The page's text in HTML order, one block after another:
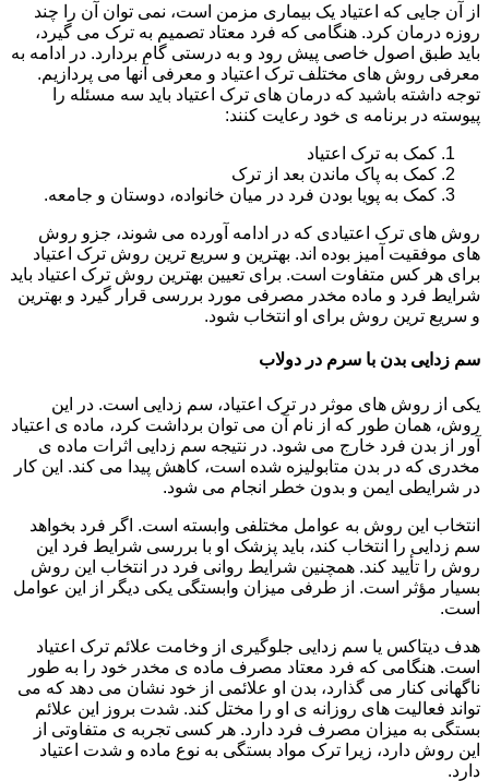
از آن جایی که اعتیاد یک بیماری مزمن است، نمی توان آن را چند
روزه درمان کرد. هنگامی که فرد معتاد تصمیم به ترک می گیرد،
باید طبق اصول خاصی پیش رود و به درستی گام بردارد. در ادامه به
معرفی روش های مختلف ترک اعتیاد و معرفی آنها می پردازیم.
توجه داشته باشید که درمان های ترک اعتیاد باید سه مسئله را
پیوسته در برنامه ی خود رعایت کنند:
کمک به ترک اعتیاد
کمک به پاک ماندن بعد از ترک
کمک به پویا بودن فرد در میان خانواده، دوستان و جامعه.
روش های ترک اعتیادی که در ادامه آورده می شوند، جزو روش
های موفقیت آمیز بوده اند. بهترین و سریع ترین روش ترک اعتیاد
برای هر کس متفاوت است. برای تعیین بهترین روش ترک اعتیاد باید
شرایط فرد و ماده مخدر مصرفی مورد بررسی قرار گیرد و بهترین
و سریع ترین روش برای او انتخاب شود.
سم زدایی بدن با سرم در دولاب
یکی از روش های موثر در ترک اعتیاد، سم زدایی است. در این
روش، همان طور که از نام آن می توان برداشت کرد، ماده ی اعتیاد
آور از بدن فرد خارج می شود. در نتیجه سم زدایی اثرات ماده ی
مخدری که در بدن متابولیزه شده است، کاهش پیدا می کند. این کار
در شرایطی ایمن و بدون خطر انجام می شود.
انتخاب این روش به عوامل مختلفی وابسته است. اگر فرد بخواهد
سم زدایی را انتخاب کند، باید پزشک او با بررسی شرایط فرد این
روش را تأیید کند. همچنین شرایط روانی فرد در انتخاب این روش
بسیار مؤثر است. از طرفی میزان وابستگی یکی دیگر از این عوامل
است.
هدف دیتاکس یا سم زدایی جلوگیری از وخامت علائم ترک اعتیاد
است. هنگامی که فرد معتاد مصرف ماده ی مخدر خود را به طور
ناگهانی کنار می گذارد، بدن او علائمی از خود نشان می دهد که می
تواند فعالیت های روزانه ی او را مختل کند. شدت بروز این علائم
بستگی به میزان مصرف فرد دارد. هر کسی تجربه ی متفاوتی از
این روش دارد، زیرا ترک مواد بستگی به نوع ماده و شدت اعتیاد
دارد.